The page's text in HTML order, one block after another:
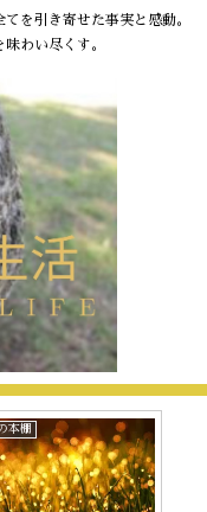
を引き寄せた事実と感動。
わい尽くす。
棚